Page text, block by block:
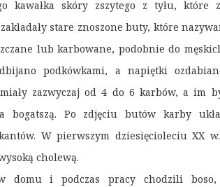
kawałka skóry zszytego z tyłu, które
stare znoszone buty, które
lub karbowane, podobnie do
podkówkami, a napiętki
zazwyczaj od 4 do 6 karbów, a im
bogatszą. Po zdjęciu butów karby
W pierwszym dziesięcioleciu XX
cholewą.
domu i podczas pracy chodzili